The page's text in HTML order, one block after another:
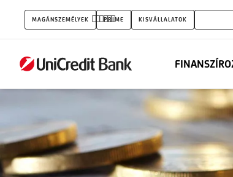
Faktoring
MAGÁNSZEMÉLYEK PRIME KISVÁLLALATOK